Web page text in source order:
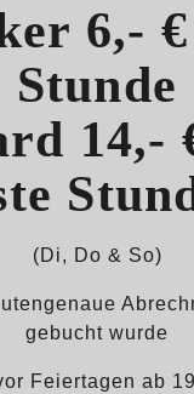
6,-
Stunde
14,-
(Di, Do & So)
gebucht wurde
Feiertagen ab